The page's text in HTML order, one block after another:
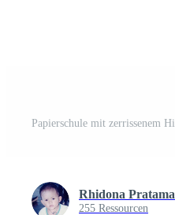
Rhidona Pratama
255 Ressourcen